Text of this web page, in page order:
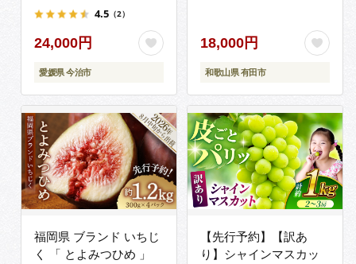
4.5 （2）
24,000円
愛媛県 今治市
18,000円
和歌山県 有田市
福岡県 ブランド いちじ
く 「 とよみつひめ 」
【先行予約】【訳あ
り】シャインマスカッ